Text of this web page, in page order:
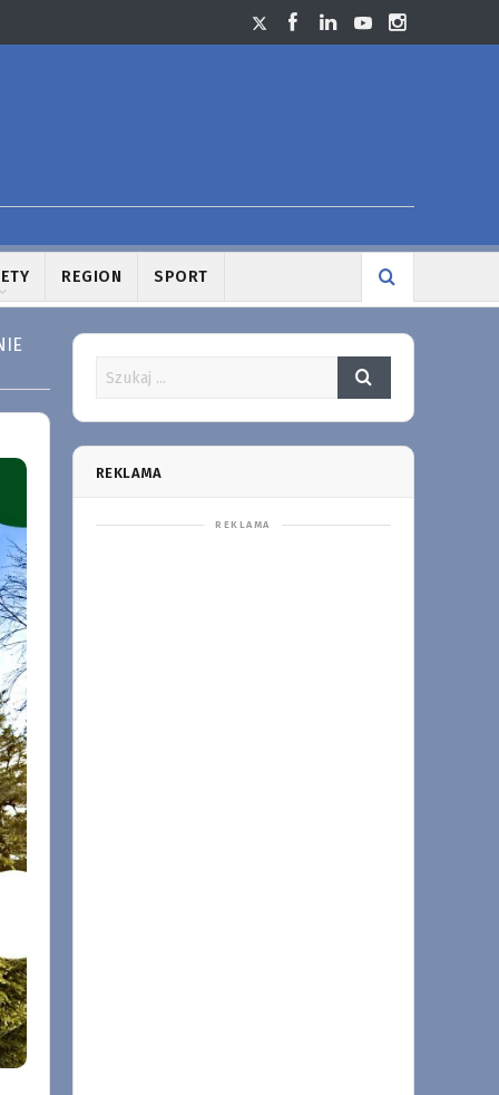
REGION SPORT
REKLAMA